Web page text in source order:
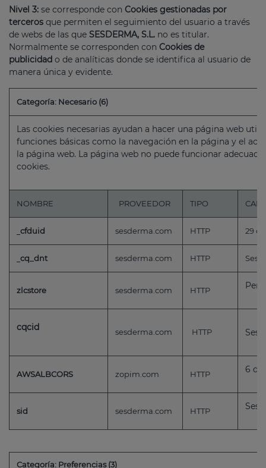
Nivel 3: se corresponde con Cookies gestionadas por
terceros que permiten el seguimiento del usuario a través
de webs de las que SESDERMA, S.L. no es titular.
Normalmente se corresponden con Cookies de
publicidad o de analíticas donde se identifica al usuario de
manera única y evidente.
Categoría: Necesario (6)
Las cookies necesarias ayudan a hacer una página web
funciones básicas como la navegación en la página y el
la página web. La página web no puede funcionar
cookies.
NOMBRE PROVEEDOR TIPO
cfduid sesderma.com HTTP 29
cq_dnt sesderma.com HTTP
zlcstore sesderma.com HTTP
cqcid sesderma.com HTTP
AWSALBCORS zopim.com HTTP 6
sid sesderma.com HTTP
Categoría: Preferencias (3)